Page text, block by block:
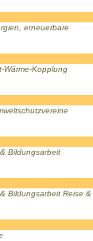
erneuerbare
Wärme-Kopplung
Bildungsarbeit
Bildungsarbeit Reise &